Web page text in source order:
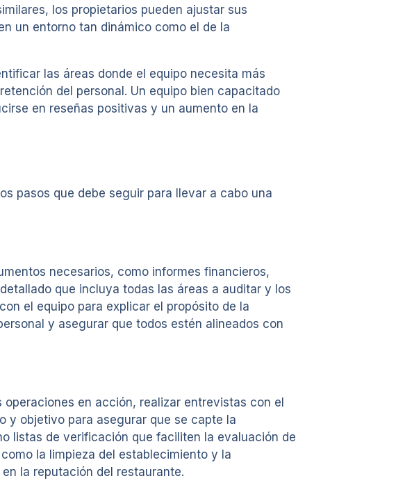
los propietarios pueden ajustar sus
un entorno tan dinámico como el de la
las áreas donde el equipo necesita más
del personal. Un equipo bien capacitado
en reseñas positivas y un aumento en la
pasos que debe seguir para llevar a cabo una
necesarios, como informes financieros,
que incluya todas las áreas a auditar y los
el equipo para explicar el propósito de la
y asegurar que todos estén alineados con
en acción, realizar entrevistas con el
y objetivo para asegurar que se capte la
listas de verificación que faciliten la evaluación de
la limpieza del establecimiento y la
la reputación del restaurante.